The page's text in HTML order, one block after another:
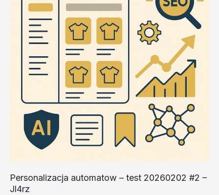
Personalizacja automatow – test 20260202 #2 –
Jl4rz